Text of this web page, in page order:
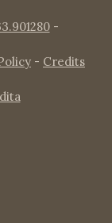
-
- Credits